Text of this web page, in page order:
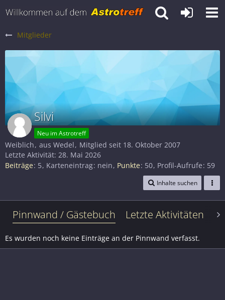
Mitglieder
Silvi
Neu im Astrotreff
Weiblich aus Wedel
Mitglied seit 18. Oktober 2007
Letzte Aktivität: 28. Mai 2026
Beiträge 5 Karteneintrag nein Punkte 50 Profil-Aufrufe 59
Inhalte suchen
Pinnwand / Gästebuch Letzte Aktivitäten
Es wurden noch keine Einträge an der Pinnwand verfasst.